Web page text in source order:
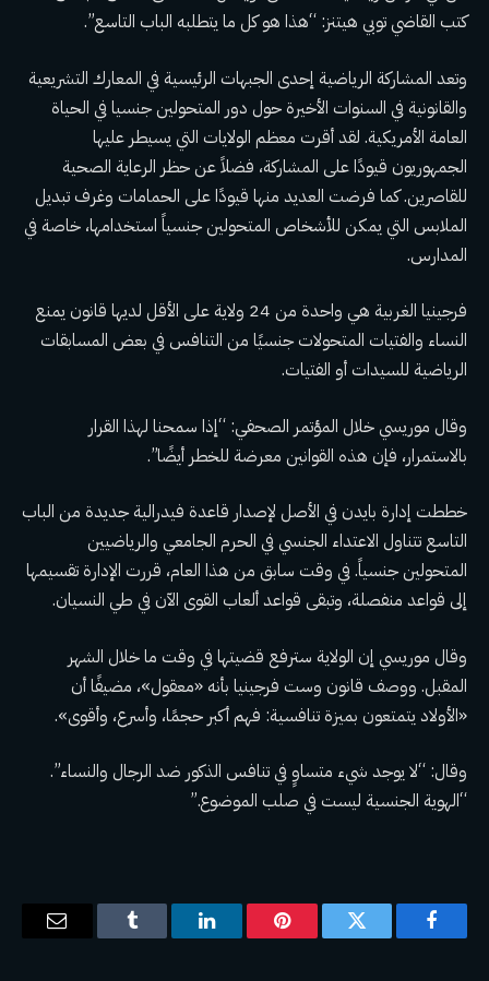
كتب القاضي توبي هيتنز: “هذا هو كل ما يتطلبه الباب التاسع”.
وتعد المشاركة الرياضية إحدى الجبهات الرئيسية في المعارك التشريعية
والقانونية في السنوات الأخيرة حول دور المتحولين جنسيا في الحياة
العامة الأمريكية. لقد أقرت معظم الولايات التي يسيطر عليها
الجمهوريون قيودًا على المشاركة، فضلاً عن حظر الرعاية الصحية
للقاصرين. كما فرضت العديد منها قيودًا على الحمامات وغرف تبديل
الملابس التي يمكن للأشخاص المتحولين جنسياً استخدامها، خاصة في
المدارس.
فرجينيا الغربية هي واحدة من 24 ولاية على الأقل لديها قانون يمنع
النساء والفتيات المتحولات جنسيًا من التنافس في بعض المسابقات
الرياضية للسيدات أو الفتيات.
وقال موريسي خلال المؤتمر الصحفي: “إذا سمحنا لهذا القرار
بالاستمرار، فإن هذه القوانين معرضة للخطر أيضًا”.
خططت إدارة بايدن في الأصل لإصدار قاعدة فيدرالية جديدة من الباب
التاسع تتناول الاعتداء الجنسي في الحرم الجامعي والرياضيين
المتحولين جنسياً. في وقت سابق من هذا العام، قررت الإدارة تقسيمها
إلى قواعد منفصلة، ​​وتبقى قواعد ألعاب القوى الآن في طي النسيان.
وقال موريسي إن الولاية سترفع قضيتها في وقت ما خلال الشهر
المقبل. ووصف قانون وست فرجينيا بأنه «معقول»، مضيفًا أن
«الأولاد يتمتعون بميزة تنافسية: فهم أكبر حجمًا، وأسرع، وأقوى».
وقال: “لا يوجد شيء متساوٍ في تنافس الذكور ضد الرجال والنساء”.
“الهوية الجنسية ليست في صلب الموضوع.”
فيسبوك تويتر بينتيريستلينكدإن Tumblr
البريد